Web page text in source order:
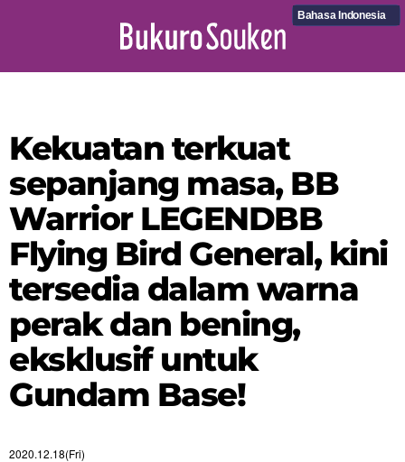
Bahasa Indonesia
Kekuatan terkuat
sepanjang masa, BB
Warrior LEGENDBB
Flying Bird General, kini
tersedia dalam warna
perak dan bening,
eksklusif untuk
Gundam Base!
2020.12.18(Fri)